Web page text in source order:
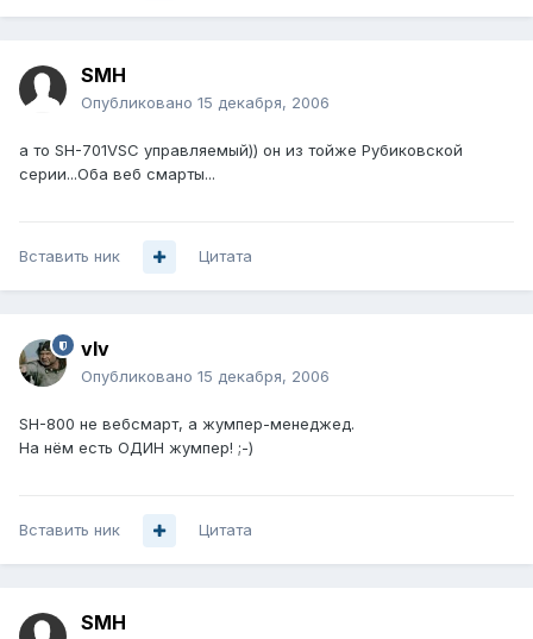
SMH
Опубликовано 15 декабря, 2006
а то SH-701VSC управляемый)) он из тойже Рубиковской
серии...Оба веб смарты...
Вставить ник Цитата
vIv
Опубликовано 15 декабря, 2006
SH-800 не вебсмарт, а жумпер-менеджед.
На нём есть ОДИН жумпер! ;-)
Вставить ник Цитата
SMH